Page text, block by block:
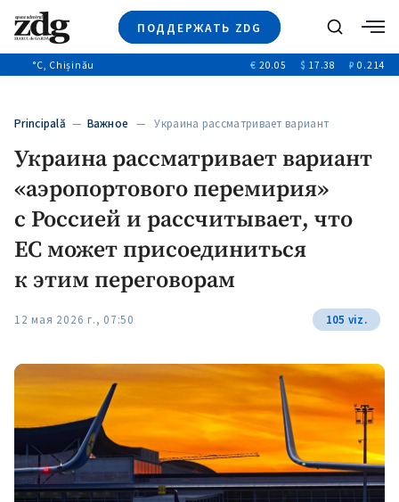
ПОДДЕРЖАТЬ ZDG
Новости
Расследования
Общество
+312
Поиск
°C, Chișinău € 20.05 $ 17.38 ₽ 0.214
Principală — Важное — Украина рассматривает вариант
Украина рассматривает вариант
«аэропортового перемирия»
с Россией и рассчитывает, что
ЕС может присоединиться
к этим переговорам
12 мая 2026 г., 07:50 105 viz.